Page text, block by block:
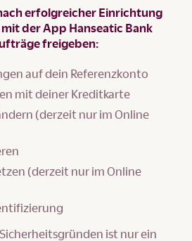
erfolgreicher Einrichtung
der App Hanseatic Bank
freigeben:
auf dein Referenzkonto
mit deiner Kreditkarte
(derzeit nur im Online
(derzeit nur im Online
ist nur ein